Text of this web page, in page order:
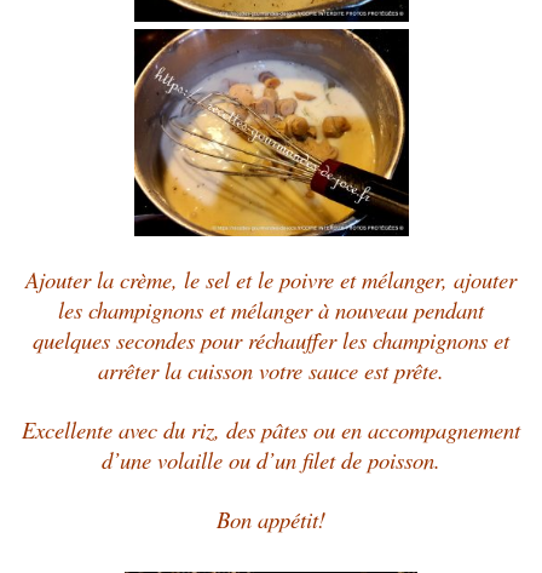
Ajouter la crème, le sel et le poivre et mélanger, ajouter
les champignons etmélangerà nouveau pendant
quelques secondes pour réchauffer les champignons et
arrêter la cuisson votre sauce est prête.
Excellente avec du riz, des pâtes ou en accompagnement
d’une volaille ou d’un filet de poisson.
Bon appétit!